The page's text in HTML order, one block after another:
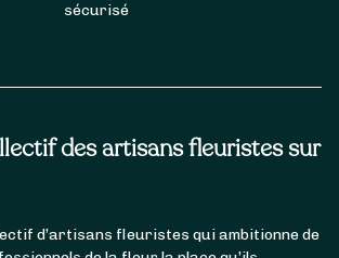
des artisans fleuristes sur
d’artisans fleuristes qui ambitionne de
sécurisé